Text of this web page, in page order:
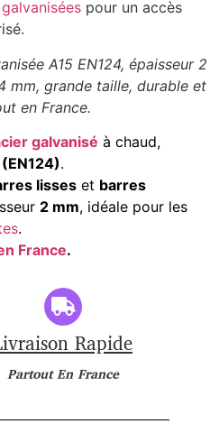
pour un accès
A15 EN124, épaisseur 2
mm, grande taille, durable et
en France.
galvanisé à chaud,
.
lisses et barres
2 mm, idéale pour les
.
France.
Rapide
Partout En France